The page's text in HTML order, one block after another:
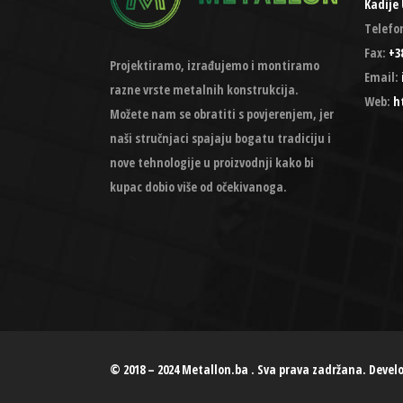
Projektiramo, izrađujemo i montiramo
razne vrste metalnih konstrukcija.
Možete nam se obratiti s povjerenjem, jer
naši stručnjaci spajaju bogatu tradiciju i
nove tehnologije u proizvodnji kako bi
kupac dobio više od očekivanoga.
Kadije
Fax:
Email:
Web:
© 2018 – 2024 Metallon.ba . Sva prava zadržana.